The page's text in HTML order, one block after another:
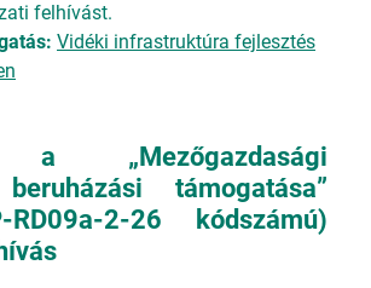
felhívást.
Vidéki infrastruktúra fejlesztés
a „Mezőgazdasági
támogatása”
2-26 kódszámú)